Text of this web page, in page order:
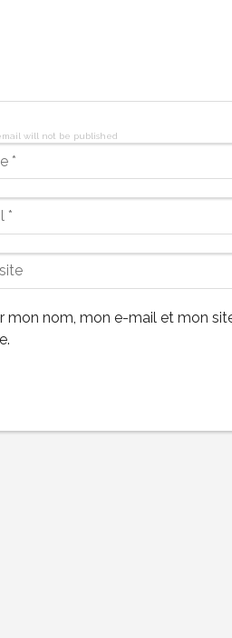
will not be published
mon nom, mon e-mail et mon